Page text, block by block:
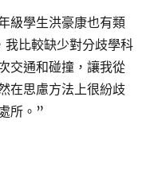
級學生洪豪康也有類
比較缺少對分歧學科
交通和碰撞，讓我從
在思慮方法上很紛歧
所。”